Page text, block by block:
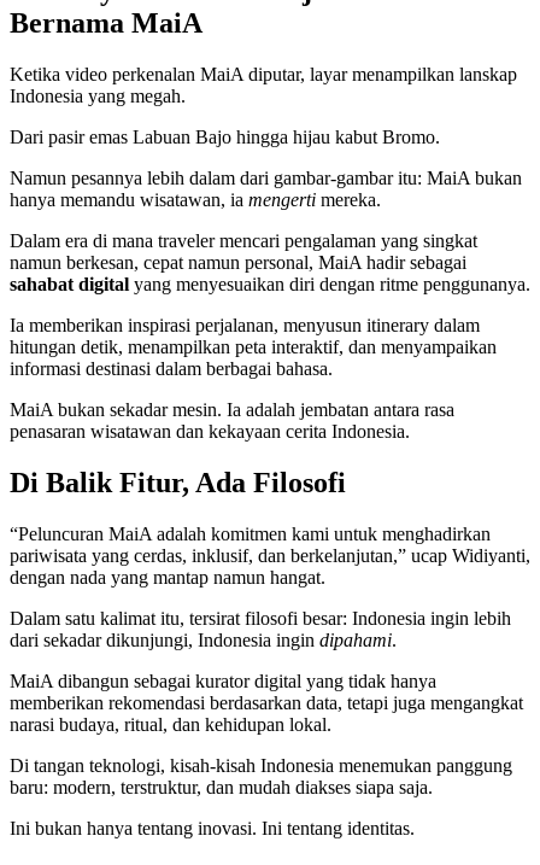
Bernama MaiA
Ketika video perkenalan MaiA diputar, layar menampilkan lanskap
Indonesia yang megah.
Dari pasir emas Labuan Bajo hingga hijau kabut Bromo.
Namun pesannya lebih dalam dari gambar-gambar itu: MaiA bukan
hanya memandu wisatawan, ia mengerti mereka.
Dalam era di mana traveler mencari pengalaman yang singkat
namun berkesan, cepat namun personal, MaiA hadir sebagai
sahabat digital yang menyesuaikan diri dengan ritme penggunanya.
Ia memberikan inspirasi perjalanan, menyusun itinerary dalam
hitungan detik, menampilkan peta interaktif, dan menyampaikan
informasi destinasi dalam berbagai bahasa.
MaiA bukan sekadar mesin. Ia adalah jembatan antara rasa
penasaran wisatawan dan kekayaan cerita Indonesia.
Di Balik Fitur, Ada Filosofi
“Peluncuran MaiA adalah komitmen kami untuk menghadirkan
pariwisata yang cerdas, inklusif, dan berkelanjutan,” ucap Widiyanti,
dengan nada yang mantap namun hangat.
Dalam satu kalimat itu, tersirat filosofi besar: Indonesia ingin lebih
dari sekadar dikunjungi, Indonesia ingin dipahami.
MaiA dibangun sebagai kurator digital yang tidak hanya
memberikan rekomendasi berdasarkan data, tetapi juga mengangkat
narasi budaya, ritual, dan kehidupan lokal.
Di tangan teknologi, kisah-kisah Indonesia menemukan panggung
baru: modern, terstruktur, dan mudah diakses siapa saja.
Ini bukan hanya tentang inovasi. Ini tentang identitas.